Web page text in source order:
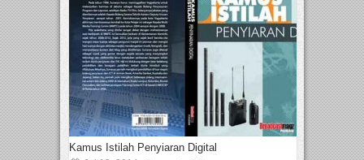
Kamus Istilah Penyiaran Digital